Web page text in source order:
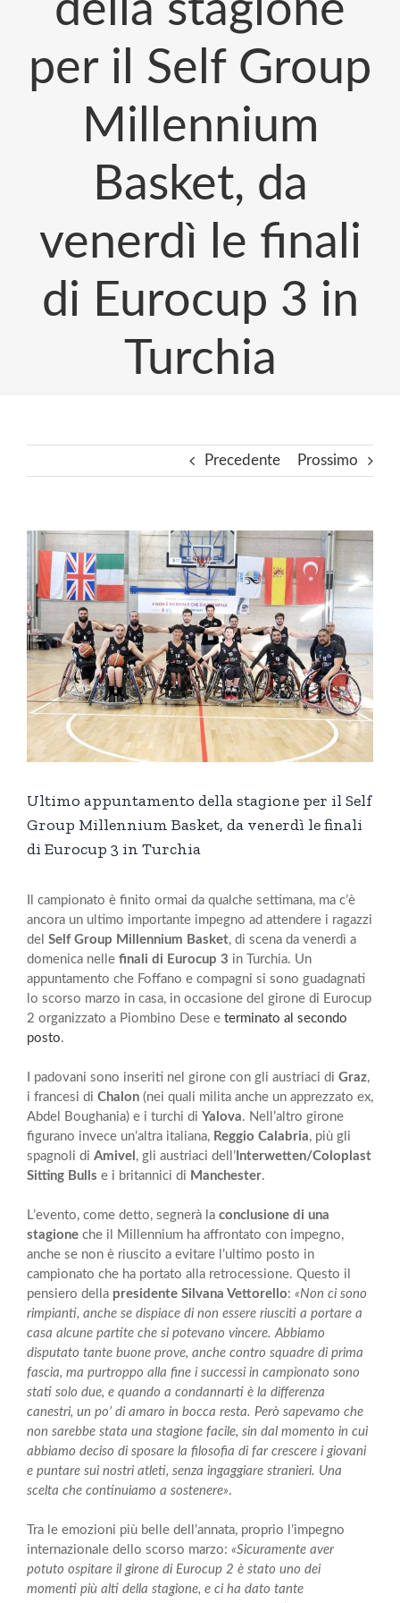
della stagione
per il Self Group
Millennium
Basket, da
venerdì le finali
di Eurocup 3 in
Turchia
Precedente Prossimo
Ingrandisci
immagine
Ultimo appuntamento della stagione per il Self
Group Millennium Basket, da venerdì le finali
di Eurocup 3 in Turchia
Il campionato è finito ormai da qualche settimana, ma c’è
ancora un ultimo importante impegno ad attendere i ragazzi
del Self Group Millennium Basket, di scena da venerdì a
domenica nelle finali di Eurocup 3 in Turchia. Un
appuntamento che Foffano e compagni si sono guadagnati
lo scorso marzo in casa, in occasione del girone di Eurocup
2 organizzato a Piombino Dese e terminato al secondo
posto.
I padovani sono inseriti nel girone con gli austriaci di Graz,
i francesi di Chalon (nei quali milita anche un apprezzato ex,
Abdel Boughania) e i turchi di Yalova. Nell’altro girone
figurano invece un’altra italiana, Reggio Calabria, più gli
spagnoli di Amivel , gli austriaci dell’ Interwetten/Coloplast
Sitting Bulls e i britannici di Manchester.
L’evento, come detto, segnerà la conclusione di una
stagione che il Millennium ha affrontato con impegno,
anche se non è riuscito a evitare l’ultimo posto in
campionato che ha portato alla retrocessione. Questo il
pensiero della presidente Silvana Vettorello: «Non ci sono
rimpianti, anche se dispiace di non essere riusciti a portare a
casa alcune partite che si potevano vincere. Abbiamo
disputato tante buone prove, anche contro squadre di prima
fascia, ma purtroppo alla fine i successi in campionato sono
stati solo due, e quando a condannarti è la differenza
canestri, un po’ di amaro in bocca resta. Però sapevamo che
non sarebbe stata una stagione facile, sin dal momento in cui
abbiamo deciso di sposare la filosofia di far crescere i giovani
e puntare sui nostri atleti, senza ingaggiare stranieri. Una
scelta che continuiamo a sostenere».
Tra le emozioni più belle dell’annata, proprio l’impegno
internazionale dello scorso marzo: «Sicuramente aver
potuto ospitare il girone di Eurocup 2 è stato uno dei
momenti più alti della stagione, e ci ha dato tante